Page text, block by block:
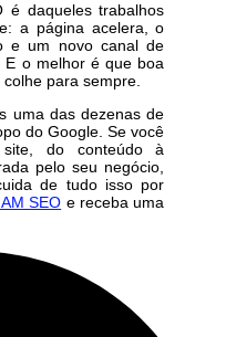
é daqueles trabalhos
a página acelera, o
e um novo canal de
o melhor é que boa
para sempre.
uma das dezenas de
do Google. Se você
do conteúdo à
pelo seu negócio,
de tudo isso por
SEO e receba uma